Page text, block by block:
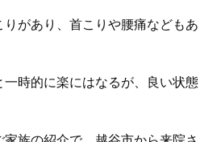
りがあり、首こりや腰痛などもあ
一時的に楽にはなるが、良い状態